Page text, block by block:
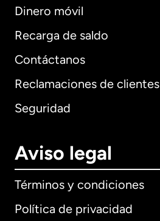
Dinero móvil
Recarga de saldo
Contáctanos
Reclamaciones de clientes
Seguridad
Aviso legal
Términos y condiciones
Política de privacidad